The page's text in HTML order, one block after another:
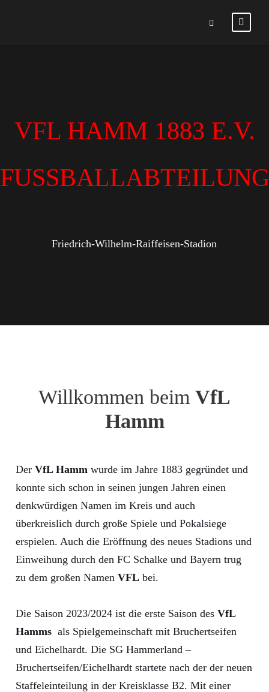
VFL HAMM 1883 E.V.
FUSSBALLABTEILUNG
Friedrich-Wilhelm-Raiffeisen-Stadion
Willkommen beim VfL
Hamm
Der VfL Hamm wurde im Jahre 1883 gegründet und
konnte sich schon in seinen jungen Jahren einen
denkwürdigen Namen im Kreis und auch
überkreislich durch große Spiele und Pokalsiege
erspielen. Auch die Eröffnung des neues Stadions und
Einweihung durch den FC Schalke und Bayern trug
zu dem großen Namen VFL bei.
Die Saison 2023/2024 ist die erste Saison des VfL
Hamms als Spielgemeinschaft mit Bruchertseifen
und Eichelhardt. Die SG Hammerland –
Bruchertseifen/Eichelhardt startete nach der der neuen
Staffeleinteilung in der Kreisklasse B2. Mit einer